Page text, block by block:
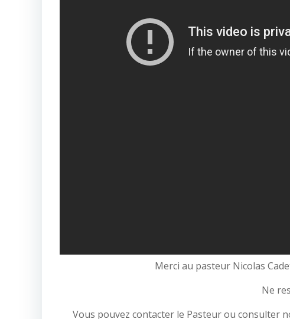
Merci au pasteur Nicolas
Ne
Vous pouvez contacter le Pasteur ou consulter